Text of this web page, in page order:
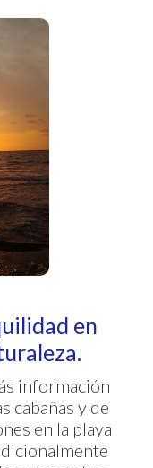
en
información
cabañas y de
en la playa